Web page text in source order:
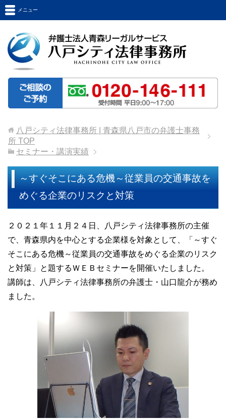
メニュー
八戸シティ法律事務所 | 青森県八戸市の弁護士事務
所 TOP
セミナー・講演実績
～すぐそこにある危機～従業員の交通事故を
めぐる企業のリスクと対策
２０２１年１１月２４日、八戸シティ法律事務所の主催
で、青森県内を中心とする企業様を対象として、「～すぐ
そこにある危機～従業員の交通事故をめぐる企業のリスク
と対策」と題するＷＥＢセミナーを開催いたしました。
講師は、八戸シティ法律事務所の弁護士・山口龍介が務め
ました。